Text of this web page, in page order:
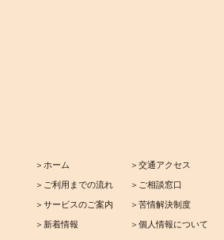
＞ホーム
＞ご利用までの流れ
＞サービスのご案内
＞新着情報
＞交通アクセス
＞ご相談窓口
＞苦情解決制度
＞個人情報について